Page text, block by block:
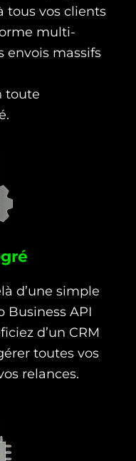
tous vos clients
multi-
envois massifs
toute
d’une simple
Business API
d’un CRM
toutes vos
relances.